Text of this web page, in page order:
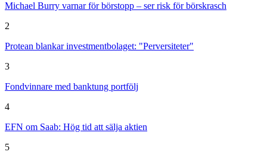
Michael Burry varnar för börstopp – ser risk för börskrasch
2
Protean blankar investmentbolaget: "Perversiteter"
3
Fondvinnare med banktung portfölj
4
EFN om Saab: Hög tid att sälja aktien
5